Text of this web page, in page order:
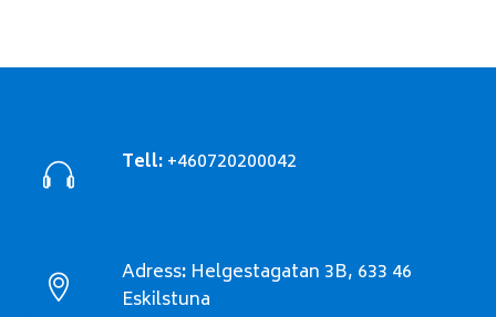
Tell:+460720200042
Adress: Helgestagatan 3B, 633 46
Eskilstuna